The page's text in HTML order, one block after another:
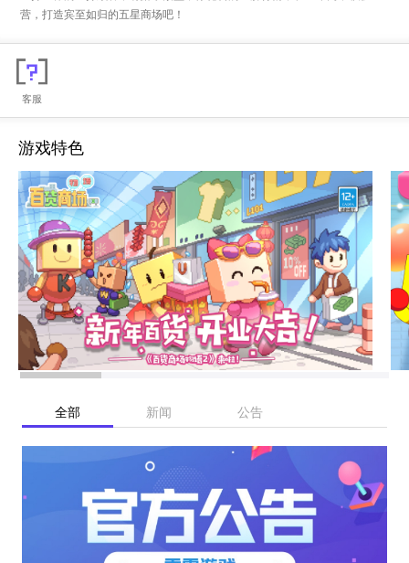
营，打造宾至如归的五星商场吧！
客服
游戏特色
全部 新闻 公告